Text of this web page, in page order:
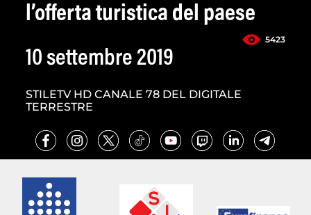
l’offerta turistica del paese
5423
10 settembre 2019
STILETV HD CANALE 78 DEL DIGITALE
TERRESTRE